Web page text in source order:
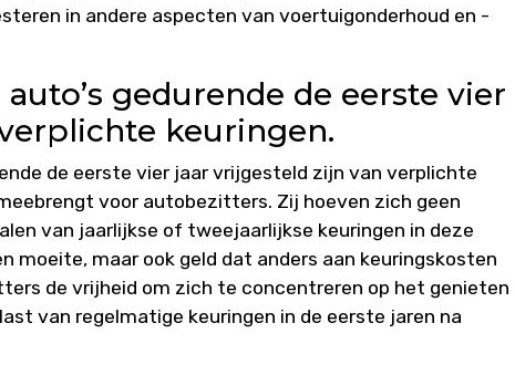
in andere aspecten van voertuigonderhoud en -
gedurende de eerste vier
keuringen.
de eerste vier jaar vrijgesteld zijn van verplichte
voor autobezitters. Zij hoeven zich geen
van jaarlijkse of tweejaarlijkse keuringen in deze
moeite, maar ook geld dat anders aan keuringskosten
de vrijheid om zich te concentreren op het genieten
van regelmatige keuringen in de eerste jaren na